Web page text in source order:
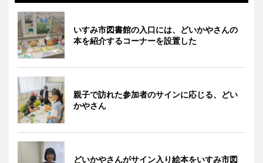
いすみ市図書館の入口には、どいかやさんの
本を紹介するコーナーを設置した
親子で訪れた参加者のサインに応じる、どい
かやさん
どいかやさんがサイン入り絵本をいすみ市図